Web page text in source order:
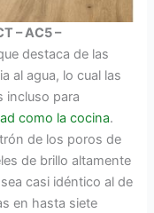
– AC5 –
destaca de las
al agua, lo cual las
incluso para
como la cocina.
de los poros de
de brillo altamente
casi idéntico al de
en hasta siete